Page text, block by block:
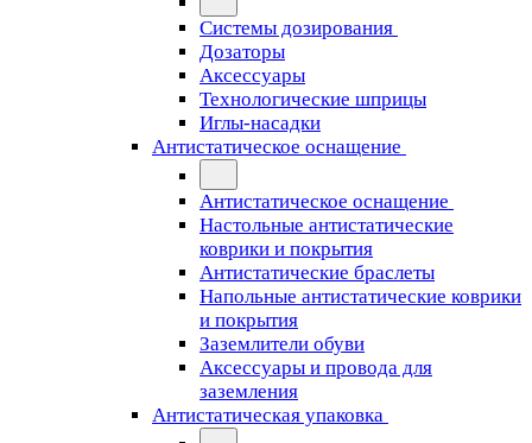
Системы дозирования
Дозаторы
Аксессуары
Технологические шприцы
Иглы-насадки
Антистатическое оснащение
Антистатическое оснащение
Настольные антистатические
коврики и покрытия
Антистатические браслеты
Напольные антистатические коврики
и покрытия
Заземлители обуви
Аксессуары и провода для
заземления
Антистатическая упаковка